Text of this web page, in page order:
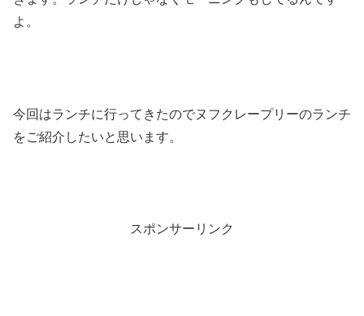
よ。
今回はランチに行ってきたのでヌフクレープリーのランチ
をご紹介したいと思います。
スポンサーリンク